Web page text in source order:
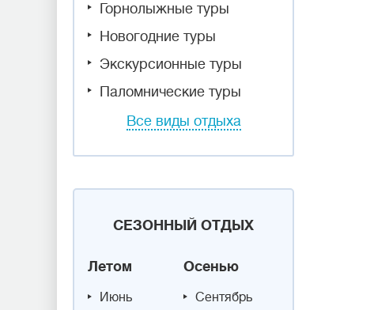
Горнолыжные туры
Новогодние туры
Экскурсионные туры
Паломнические туры
Все виды отдыха
СЕЗОННЫЙ ОТДЫХ
Летом
Июнь
Осенью
Сентябрь